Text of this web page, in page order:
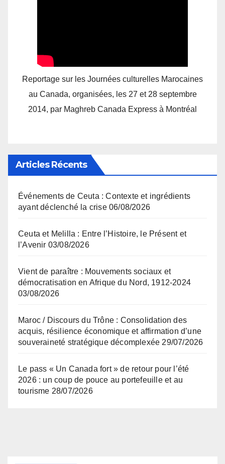
Reportage sur les Journées culturelles Marocaines
au Canada, organisées, les 27 et 28 septembre
2014, par Maghreb Canada Express à Montréal
Articles Récents
Événements de Ceuta : Contexte et ingrédients
ayant déclenché la crise 06/08/2026
Ceuta et Melilla : Entre l’Histoire, le Présent et
l’Avenir 03/08/2026
Vient de paraître : Mouvements sociaux et
démocratisation en Afrique du Nord, 1912-2024
03/08/2026
Maroc / Discours du Trône : Consolidation des
acquis, résilience économique et affirmation d’une
souveraineté stratégique décomplexée 29/07/2026
Le pass « Un Canada fort » de retour pour l’été
2026 : un coup de pouce au portefeuille et au
tourisme 28/07/2026